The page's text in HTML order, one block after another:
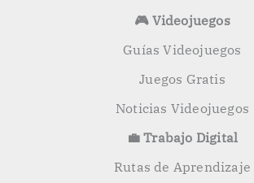
🎮 Videojuegos
Guías Videojuegos
Juegos Gratis
Noticias Videojuegos
💼 Trabajo Digital
Rutas de Aprendizaje